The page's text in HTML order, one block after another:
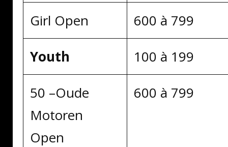
Girl Open
600 à 799
Youth
100 à 199
50 –Oude
Motoren
Open
600 à 799